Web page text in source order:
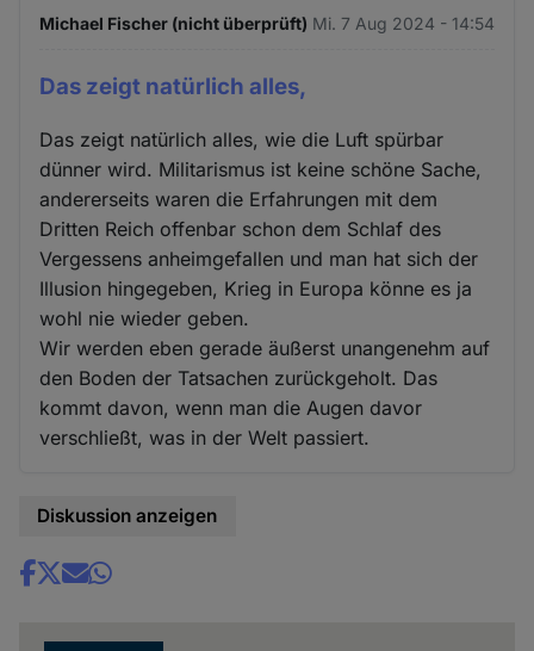
Michael Fischer (nicht überprüft) Mi. 7 Aug 2024 - 14:54
Das zeigt natürlich alles,
Das zeigt natürlich alles, wie die Luft spürbar
dünner wird. Militarismus ist keine schöne Sache,
andererseits waren die Erfahrungen mit dem
Dritten Reich offenbar schon dem Schlaf des
Vergessens anheimgefallen und man hat sich der
Illusion hingegeben, Krieg in Europa könne es ja
wohl nie wieder geben.
Wir werden eben gerade äußerst unangenehm auf
den Boden der Tatsachen zurückgeholt. Das
kommt davon, wenn man die Augen davor
verschließt, was in der Welt passiert.
Diskussion anzeigen
Share